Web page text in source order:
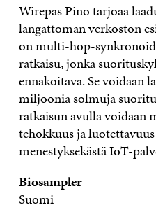
Wirepas Pino tarjoaa
langattoman verkoston
on multi-hop-
ratkaisu, jonka
ennakoitava. Se voidaan
miljoonia solmuja
ratkaisun avulla voidaan
tehokkuus ja
menestyksekästä IoT-
Biosampler
Suomi